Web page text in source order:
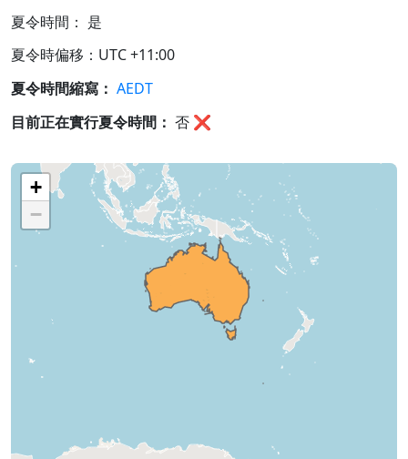
夏令時間： 是
夏令時偏移：UTC +11:00
夏令時間縮寫： AEDT
目前正在實行夏令時間： 否 ❌
+
−